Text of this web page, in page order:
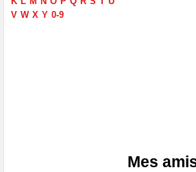
Mes
V W X Y 0-9